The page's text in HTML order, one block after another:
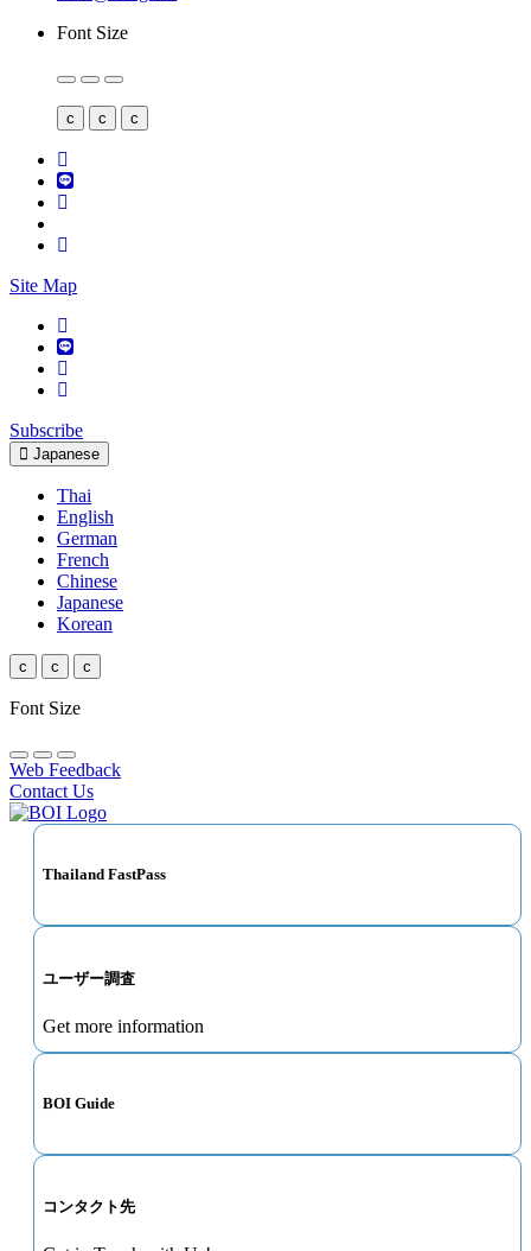
Font Size
c c c
Site Map
Subscribe
Japanese
Thai
English
German
French
Chinese
Japanese
Korean
c c c
Font Size
Web Feedback
Contact Us
Thailand FastPass
ユーザー調査
Get more information
BOI Guide
コンタクト先